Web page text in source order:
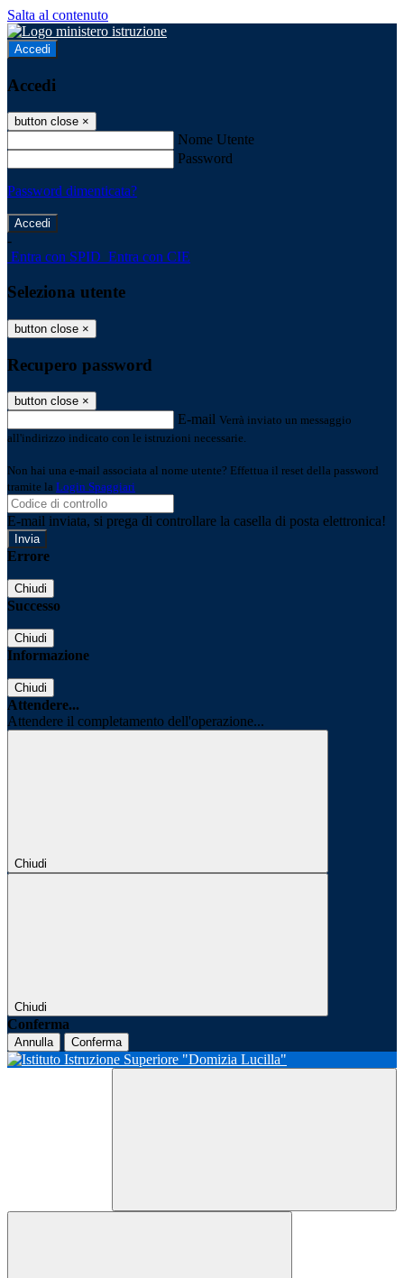
Salta al contenuto
Accedi
Accedi
button close ×
Nome Utente
Password
Password dimenticata?
-
Entra con SPID Entra con CIE
Seleziona utente
button close ×
Recupero password
button close ×
E-mail Verrà inviato un messaggio
all'indirizzo indicato con le istruzioni necessarie.
Non hai una e-mail associata al nome utente? Effettua il reset della password
tramite la Login Spaggiari
E-mail inviata, si prega di controllare la casella di posta elettronica!
Errore
Chiudi
Successo
Chiudi
Informazione
Chiudi
Attendere...
Attendere il completamento dell'operazione...
Chiudi
Chiudi
Conferma
Annulla Conferma